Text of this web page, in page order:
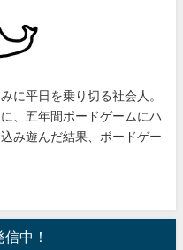
に平日を乗り切る社会人。
、 五年間ボードゲームにハ
み遊んだ結果、ボードゲー
中！